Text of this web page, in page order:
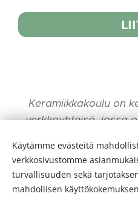
Keramiikkakoulu on
verkkoyhteisö, jossa
myymään
käsin Vintage-
Käytämme evästeitä
verkkosivustomme
turvallisuuden sekä
mahdollisen